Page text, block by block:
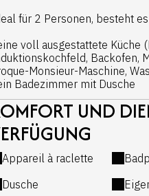
für 2 Personen, besteht es
voll ausgestattete Küche
Backofen,
Monsieur-Maschine,
Badezimmer mit Dusche
Toilette
Ein großes Wohnzimmer
Kingsize-Bett
Stauraum
kleinen Extras:
UND
Appareil à raclette
Dusche